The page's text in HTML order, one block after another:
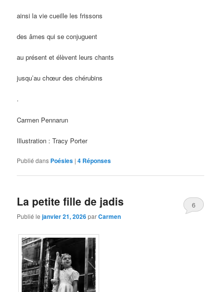
ainsi la vie cueille les frissons
des âmes qui se conjuguent
au présent et élèvent leurs chants
jusqu’au chœur des chérubins
.
Carmen Pennarun
Illustration : Tracy Porter
Publié dans Poésies |4 Réponses
La petite fille de jadis
Publié lejanvier 21, 2026parCarmen
6